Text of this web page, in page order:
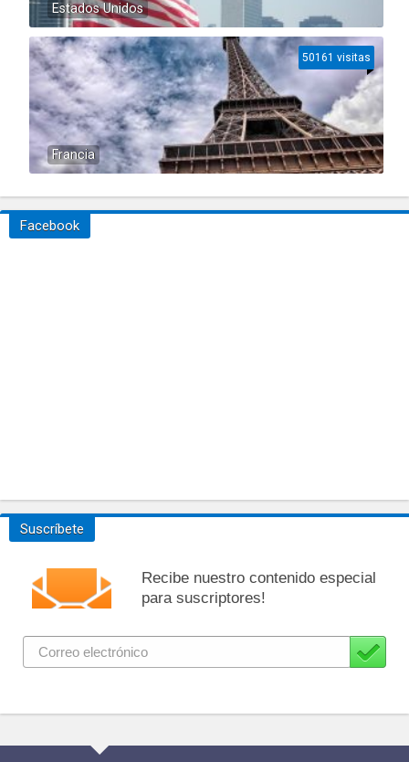
Estados Unidos
Francia
50161 visitas
Facebook
Suscríbete
Recibe nuestro contenido especial
para suscriptores!